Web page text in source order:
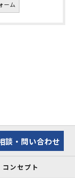
ーム
談・問い合わせ
コンセプト